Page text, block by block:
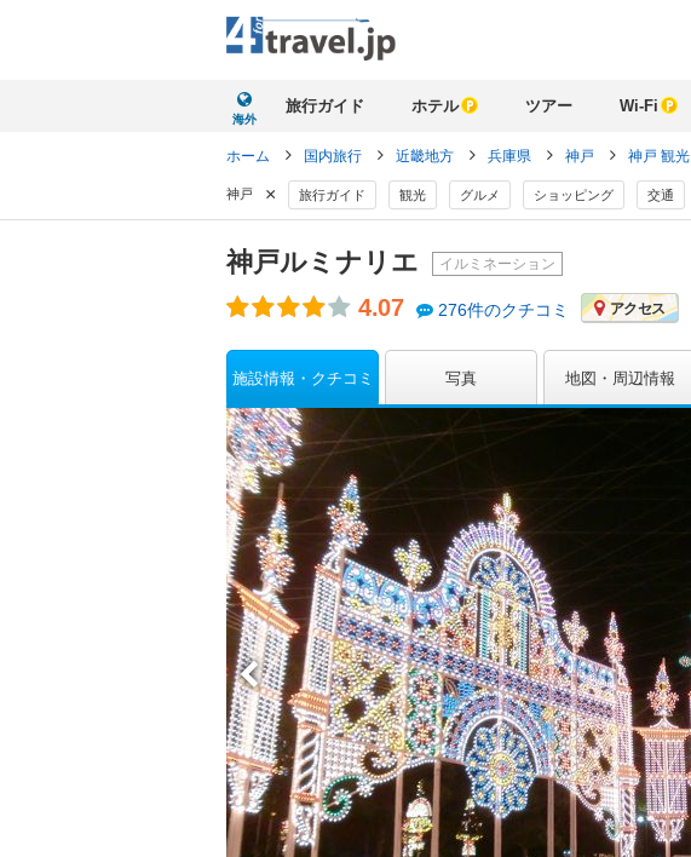
海外
旅行ガイド ホテル ツアー Wi-Fi
ホーム 国内旅行 近畿地方 兵庫県 神戸 神戸 観光
神戸 × 旅行ガイド 観光 グルメ ショッピング 交通
神戸ルミナリエ イルミネーション
4.07 276件のクチコミ アクセス
施設情報・クチコミ 写真 地図・周辺情報